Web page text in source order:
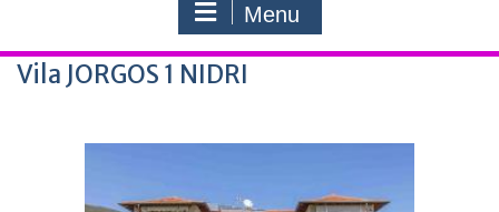
Menu
Vila JORGOS 1 NIDRI